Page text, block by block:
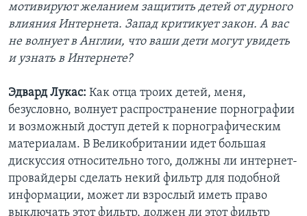
мотивируют желанием защитить детей от дурного
влияния Интернета. Запад критикует закон. А вас
не волнует в Англии, что ваши дети могут увидеть
и узнать в Интернете?
Эдвард Лукас: Как отца троих детей, меня,
безусловно, волнует распространение порнографии
и возможный доступ детей к порнографическим
материалам. В Великобритании идет большая
дискуссия относительно того, должны ли интернет-
провайдеры сделать некий фильтр для подобной
информации, может ли взрослый иметь право
выключать этот фильтр, должен ли этот фильтр